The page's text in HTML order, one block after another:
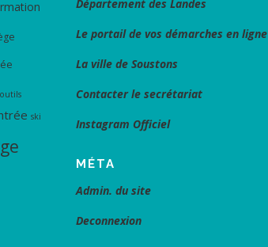
outils
ski
Département des Landes
Le portail de vos démarches en ligne
La ville de Soustons
Contacter le secrétariat
Instagram Officiel
MÉTA
Admin. du site
Deconnexion